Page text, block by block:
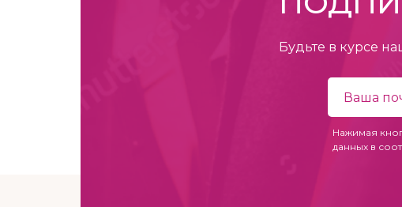
Будьте в курсе
Нажимая
данных в